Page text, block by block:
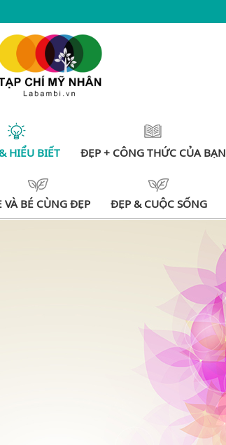
HIỂU BIẾT ĐẸP + CÔNG THỨC CỦA BẠN
VÀ BÉ CÙNG ĐẸP ĐẸP & CUỘC SỐNG